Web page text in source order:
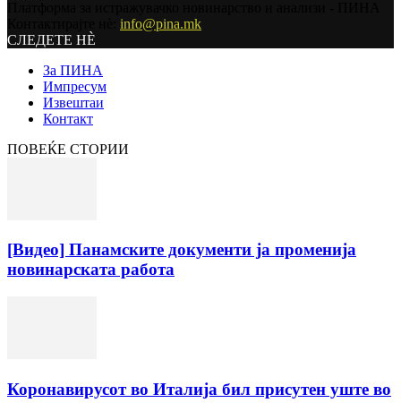
info@pina.mk
СЛЕДЕТЕ НЀ
За ПИНА
Импресум
Извештаи
Контакт
ПОВЕЌЕ СТОРИИ
[Видео] Панамските документи ја променија
новинарската работа
Коронавирусот во Италија бил присутен уште во